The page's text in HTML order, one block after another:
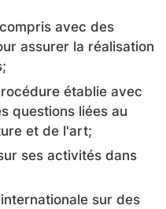
avec des
assurer la réalisation
établie avec
questions liées au
et de l'art;
ses activités dans
sur des